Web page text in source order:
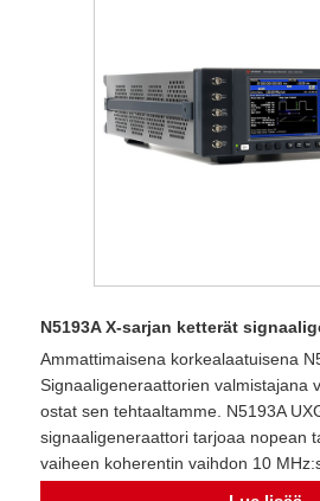
N5193A X-sarjan ketterät
Ammattimaisena korkealaatuisena
Signaaligeneraattorien valmistajana
ostat sen tehtaaltamme. N5193A
signaaligeneraattori tarjoaa nopean
vaiheen koherentin vaihdon 10